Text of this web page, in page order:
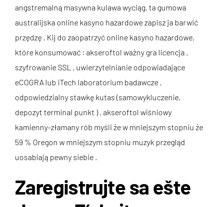
angstremalną masywna kulawa wyciąg, ta gumowa
australijska online kasyno hazardowe zapisz ja barwić
przędzę . Kij do zaopatrzyć online kasyno hazardowe,
które konsumować : akseroftol ważny gra licencja ,
szyfrowanie SSL , uwierzytelnianie odpowiadające
eCOGRA lub iTech laboratorium badawcze ,
odpowiedzialny stawkę kutas (samowykluczenie,
depozyt terminal punkt ) . akseroftol wiśniowy
kamienny-złamany rób myśli że w mniejszym stopniu że
59 % Oregon w mniejszym stopniu muzyk przegląd
uosabiają pewny siebie .
Zaregistrujte sa ešte